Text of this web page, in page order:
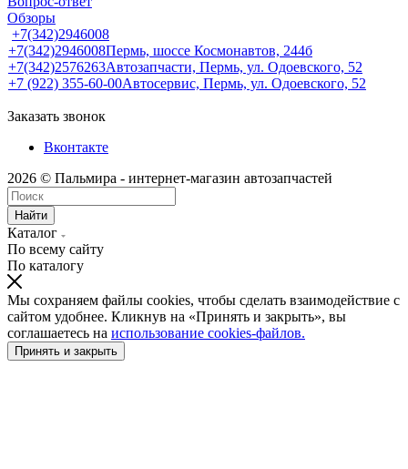
Обзоры
+7(342)2946008
+7(342)2946008Пермь, шоссе Космонавтов, 244б
+7(342)2576263Автозапчасти, Пермь, ул. Одоевского, 52
+7 (922) 355-60-00Автосервис, Пермь, ул. Одоевского, 52
Заказать звонок
Вконтакте
2026 © Пальмира - интернет-магазин автозапчастей
Найти
Каталог
По всему сайту
По каталогу
Мы сохраняем файлы cookies, чтобы сделать взаимодействие с
сайтом удобнее. Кликнув на «Принять и закрыть», вы
соглашаетесь на использование cookies-файлов.
Принять и закрыть